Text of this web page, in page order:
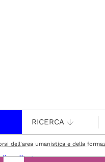
RICERCA
dell'area umanistica e della
all'estero